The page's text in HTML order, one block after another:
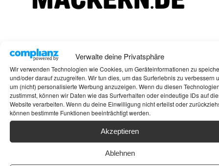
Verwalte deine Privatsphäre
Wir verwenden Technologien wie Cookies, um Geräteinformationen zu
und/oder darauf zuzugreifen. Wir tun dies, um das Surferlebnis zu verbessern
um (nicht) personalisierte Werbung anzuzeigen. Wenn du diesen
zustimmst, können wir Daten wie das Surfverhalten oder eindeutige IDs auf
Website verarbeiten. Wenn du deine Einwilligung nicht erteilst oder
können bestimmte Funktionen beeinträchtigt werden.
Akzeptieren
Ablehnen
2 Antworten
Rotel5000HH / 6-5-2012 / ·
Hier möchte doch mal meckern bei mackern – hihi
Ich halte die Everest für vollkommen überteuert, egal was ich
bis heute über diese JBL´s gelesen habe (nie gehört), die
technischen „Errungenschaften“ halten sich doch wirklich in